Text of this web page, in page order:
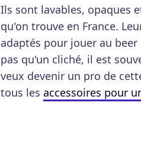
Ils sont lavables, opaques
qu'on trouve en France.
adaptés pour jouer au
pas qu'un cliché, il est
veux devenir un pro de
tous les accessoires pour